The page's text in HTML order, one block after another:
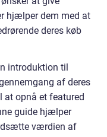
hjælper dem med at
deres køb
introduktion til
af deres
opnå et featured
guide hjælper
værdien af